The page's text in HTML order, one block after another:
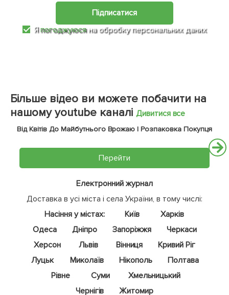
Підписатися
Япогоджуюся на обробку персональних даних
Більше відео ви можете побачити на
нашому youtube каналі Дивитися все
Від Квітів До Майбутнього Врожаю | Розпаковка Покупця
Перейти
Електронний журнал
Доставка в усі міста і села України, в тому числі:
Насіння у містах:
Київ
Харків
Одеса
Дніпро Запоріжжя
Черкаси
Херсон
Львів Вінниця
Кривий Ріг
Луцьк
Миколаїв Нікополь
Полтава
Рівне
Суми
Хмельницький
Чернігів
Житомир